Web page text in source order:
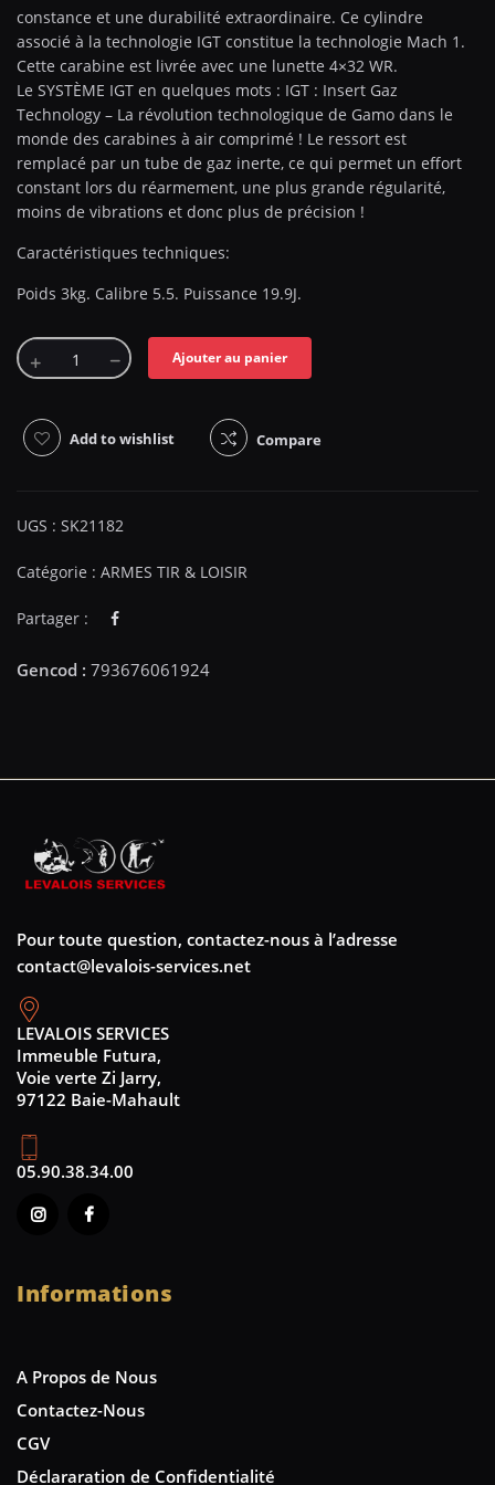
constance et une durabilité extraordinaire. Ce cylindre
associé à la technologie IGT constitue la technologie Mach 1.
Cette carabine est livrée avec une lunette 4×32 WR.
Le SYSTÈME IGT en quelques mots : IGT : Insert Gaz
Technology – La révolution technologique de Gamo dans le
monde des carabines à air comprimé ! Le ressort est
remplacé par un tube de gaz inerte, ce qui permet un effort
constant lors du réarmement, une plus grande régularité,
moins de vibrations et donc plus de précision !
Caractéristiques techniques:
Poids 3kg. Calibre 5.5. Puissance 19.9J.
Ajouter au panier
Add to wishlist Compare
UGS : SK21182
Catégorie : ARMES TIR & LOISIR
Partager :
Pour toute question, contactez-nous à l’adresse
contact@levalois-services.net
LEVALOIS SERVICES
Immeuble Futura,
Voie verte Zi Jarry,
97122 Baie-Mahault
05.90.38.34.00
Informations
A Propos de Nous
Contactez-Nous
CGV
Déclararation de Confidentialité